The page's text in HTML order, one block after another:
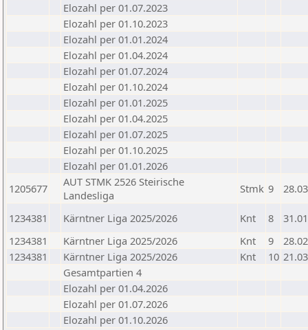
Elozahl per 01.07.2023
Elozahl per 01.10.2023
Elozahl per 01.01.2024
Elozahl per 01.04.2024
Elozahl per 01.07.2024
Elozahl per 01.10.2024
Elozahl per 01.01.2025
Elozahl per 01.04.2025
Elozahl per 01.07.2025
Elozahl per 01.10.2025
Elozahl per 01.01.2026
1205677
AUT STMK 2526 Steirische
Landesliga
Stmk 9
1234381 Kärntner Liga 2025/2026 Knt 8
1234381
Kärntner Liga 2025/2026 Knt 9
1234381
Kärntner Liga 2025/2026 Knt 10
Gesamtpartien 4
Elozahl per 01.04.2026
Elozahl per 01.07.2026
Elozahl per 01.10.2026